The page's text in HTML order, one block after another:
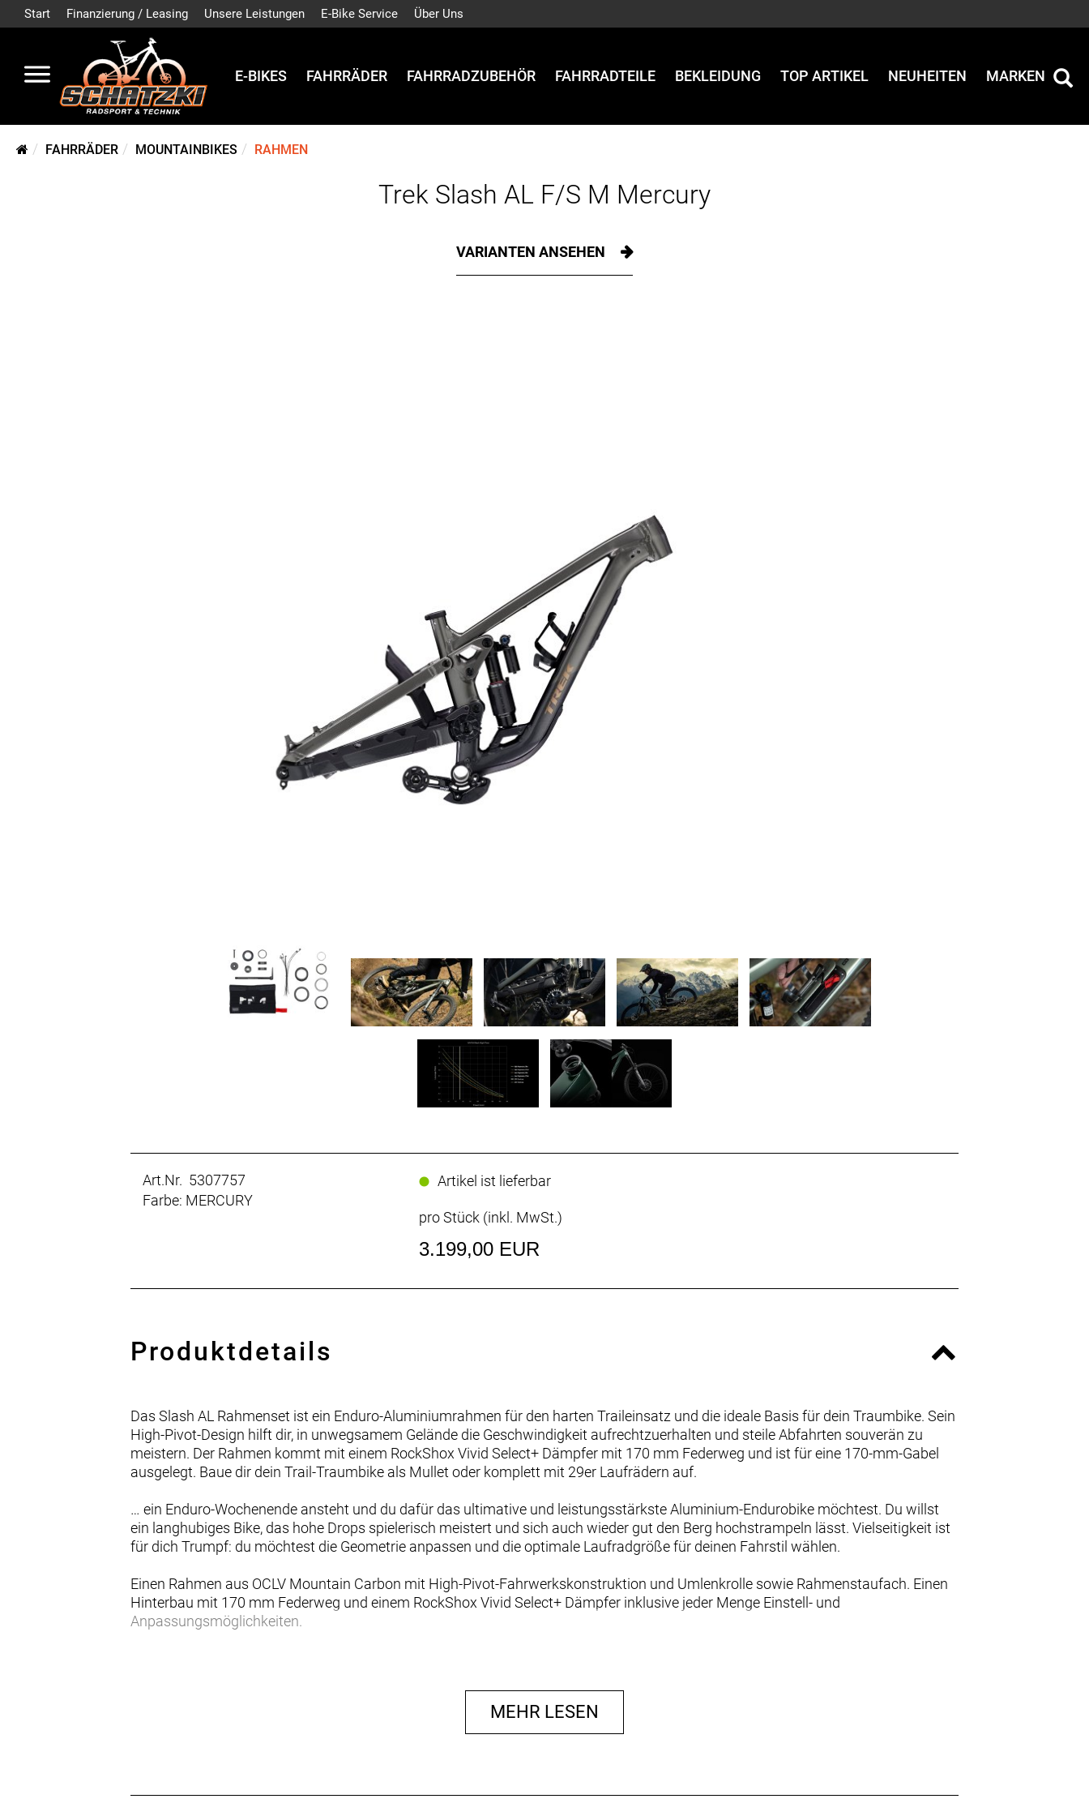
Start Finanzierung / Leasing Unsere Leistungen E-Bike Service Über Uns
E-BIKES FAHRRÄDER FAHRRADZUBEHÖR FAHRRADTEILE BEKLEIDUNG TOP ARTIKEL NEUHEITEN MARKEN
FAHRRÄDER MOUNTAINBIKES RAHMEN
Trek Slash AL F/S M Mercury
VARIANTEN ANSEHEN
Art.Nr. 5307757
Farbe: MERCURY
Artikel ist lieferbar
pro Stück (inkl. MwSt.)
3.199,00 EUR
Produktdetails
Das Slash AL Rahmenset ist ein Enduro-Aluminiumrahmen für den harten Traileinsatz und die ideale Basis für dein Traumbike. Sein
High-Pivot-Design hilft dir, in unwegsamem Gelände die Geschwindigkeit aufrechtzuerhalten und steile Abfahrten souverän zu
meistern. Der Rahmen kommt mit einem RockShox Vivid Select+ Dämpfer mit 170 mm Federweg und ist für eine 170-mm-Gabel
ausgelegt. Baue dir dein Trail-Traumbike als Mullet oder komplett mit 29er Laufrädern auf.
… ein Enduro-Wochenende ansteht und du dafür das ultimative und leistungsstärkste Aluminium-Endurobike möchtest. Du willst
ein langhubiges Bike, das hohe Drops spielerisch meistert und sich auch wieder gut den Berg hochstrampeln lässt. Vielseitigkeit ist
für dich Trumpf: du möchtest die Geometrie anpassen und die optimale Laufradgröße für deinen Fahrstil wählen.
Einen Rahmen aus OCLV Mountain Carbon mit High-Pivot-Fahrwerkskonstruktion und Umlenkrolle sowie Rahmenstaufach. Einen
Hinterbau mit 170 mm Federweg und einem RockShox Vivid Select+ Dämpfer inklusive jeder Menge Einstell- und
Anpassungsmöglichkeiten.
Leistungen aus und kann individuell auf deine Bedürfnisse abgestimmt werden. Damit steht dir die ganze Welt offen.
- Du hast die Qual der Wahl, denn bei diesem Slash Rahmenset sind dir bei der Ausstattung kaum Grenzen gesetzt.
- Sein High-Pivot-Fahrwerk mit hohem Drehpunkt sorgt auf anspruchsvollen Abfahrten für absolute Kontrolle, während fein
MEHR LESEN